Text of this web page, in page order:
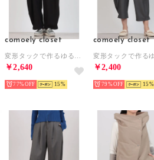
comoely closet
￥2,640
77% 15
comoely closet
￥2,400
79% 15